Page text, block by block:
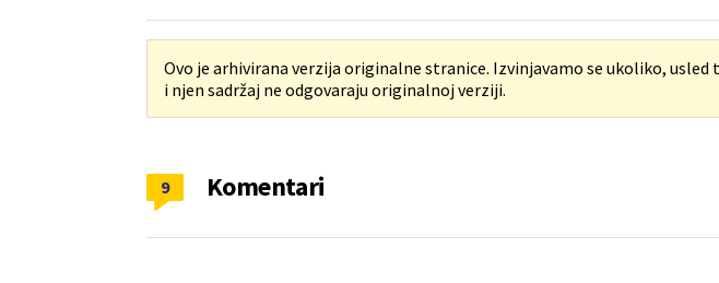
Ovo je arhivirana verzija originalne stranice. Izvinjavamo se ukoliko,
i njen sadržaj ne odgovaraju originalnoj verziji.
Komentari
9